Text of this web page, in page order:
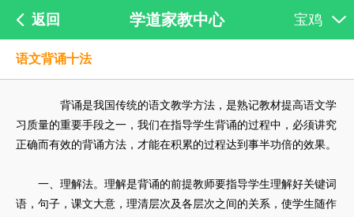
返回 学道家教中心 宝鸡
语文背诵十法
背诵是我国传统的语文教学方法，是熟记教材提高语文学
习质量的重要手段之一，我们在指导学生背诵的过程中，必须讲究
正确而有效的背诵方法，才能在积累的过程达到事半功倍的效果。
一、理解法。理解是背诵的前提教师要指导学生理解好关键词
语，句子，课文大意，理清层次及各层次之间的关系，使学生随作